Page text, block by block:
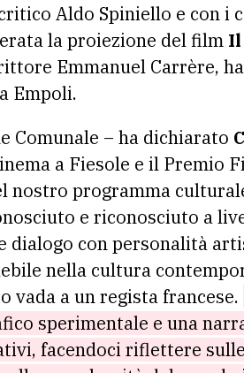
Aldo Spiniello e con i
la proiezione del film Il
Emmanuel Carrère,
Empoli.
Comunale – ha dichiarato
a Fiesole e il Premio
nostro programma
e riconosciuto a
dialogo con personalità
nella cultura
vada a un regista francese.
sperimentale e una
facendoci riflettere